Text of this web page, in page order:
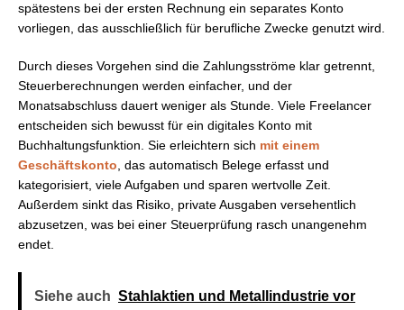
spätestens bei der ersten Rechnung ein separates Konto
vorliegen, das ausschließlich für berufliche Zwecke genutzt wird.
Durch dieses Vorgehen sind die Zahlungsströme klar getrennt,
Steuerberechnungen werden einfacher, und der
Monatsabschluss dauert weniger als Stunde. Viele Freelancer
entscheiden sich bewusst für ein digitales Konto mit
Buchhaltungsfunktion. Sie erleichtern sich mit einem
Geschäftskonto , das automatisch Belege erfasst und
kategorisiert, viele Aufgaben und sparen wertvolle Zeit.
Außerdem sinkt das Risiko, private Ausgaben versehentlich
abzusetzen, was bei einer Steuerprüfung rasch unangenehm
endet.
Siehe auch Stahlaktien und Metallindustrie vor